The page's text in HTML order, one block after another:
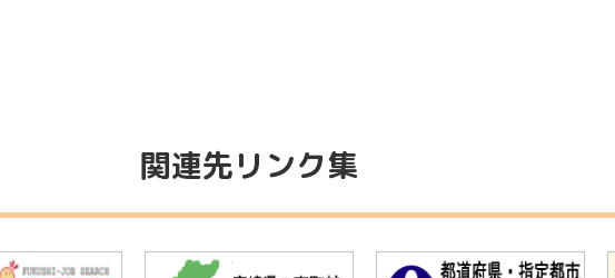
関連先リンク集